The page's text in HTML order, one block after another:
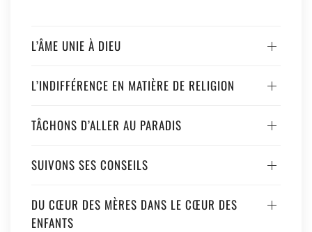
L’ÂME UNIE À DIEU
L’INDIFFÉRENCE EN MATIÈRE DE RELIGION
TÂCHONS D’ALLER AU PARADIS
SUIVONS SES CONSEILS
DU CŒUR DES MÈRES DANS LE CŒUR DES
ENFANTS